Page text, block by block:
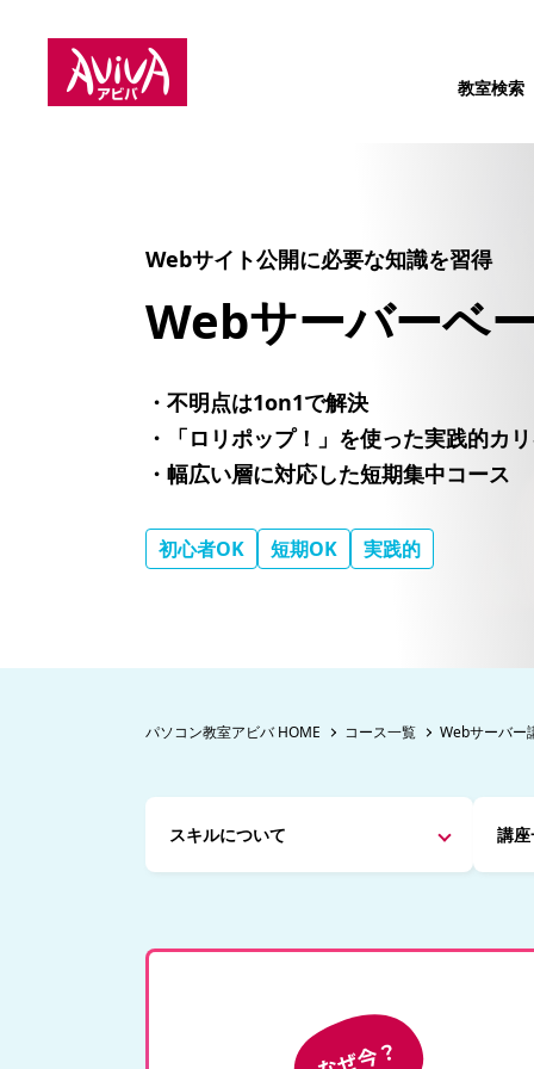
教室検索
Webサイト公開に必要な知識を習得
Webサーバーベ
・不明点は1on1で解決
・「ロリポップ！」を使った実践的カ
・幅広い層に対応した短期集中コース
初心者OK 短期OK 実践的
パソコン教室アビバ HOME コース一覧 Webサーバー
スキルについて 講